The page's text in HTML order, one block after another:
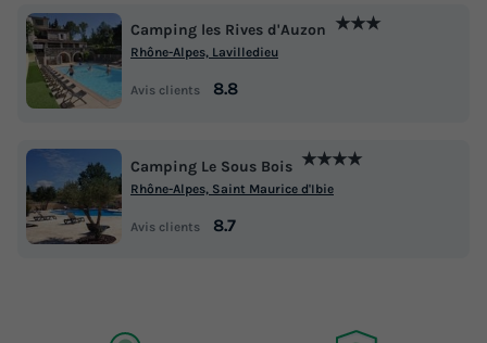
Camping les Rives d'Auzon ★★★
Rhône-Alpes, Lavilledieu
Avis clients 8.8
Camping Le Sous Bois ★★★★
Rhône-Alpes, Saint Maurice d'Ibie
Avis clients 8.7